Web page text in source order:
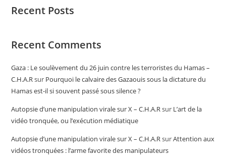
Recent Posts
Recent Comments
Gaza : Le soulèvement du 26 juin contre les terroristes du Hamas –
C.H.A.Rsur Pourquoi le calvaire des Gazaouis sous la dictature du
Hamas est-il si souvent passé sous silence ?
Autopsie d’une manipulation virale sur X – C.H.A.Rsur L’art de la
vidéo tronquée, ou l’exécution médiatique
Autopsie d’une manipulation virale sur X – C.H.A.RsurAttention aux
vidéos tronquées : l’arme favorite des manipulateurs